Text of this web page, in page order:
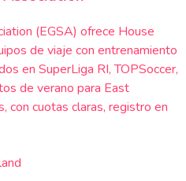
(EGSA) ofrece House
de viaje con entrenamiento
en SuperLiga RI, TOPSoccer,
de verano para East
con cuotas claras, registro en